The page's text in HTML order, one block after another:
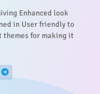
Enhanced look
in User friendly to
themes for making it